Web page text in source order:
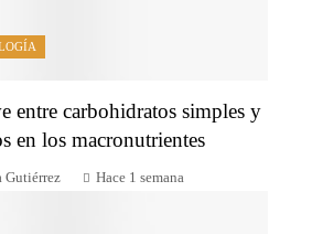
entre carbohidratos simples y
en los macronutrientes
Gutiérrez Hace 1 semana